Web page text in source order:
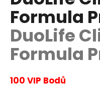
0,0
5
hvězdiček.
Formula
DuoLife
Formula
100 VIP Bodů
a
j
í
t
?